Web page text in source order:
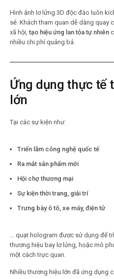
Hình ảnh lơ lửng 3D độc đáo luôn
sẻ. Khách tham quan dễ dàng quay
xã hội, tạo hiệu ứng lan tỏa tự nhiên
nhiều chi phí quảng bá.
Ứng dụng thực tế
lớn
Tại các sự kiện như:
Triển lãm công nghệ quốc tế
Ra mắt sản phẩm mới
Hội chợ thương mại
Sự kiện thời trang, giải trí
Trưng bày ô tô, xe máy, điện tử
… quạt hologram được sử dụng để
thương hiệu bay lơ lửng, hoặc mô
một cách trực quan.
Nhiều thương hiệu lớn đã ứng dụng